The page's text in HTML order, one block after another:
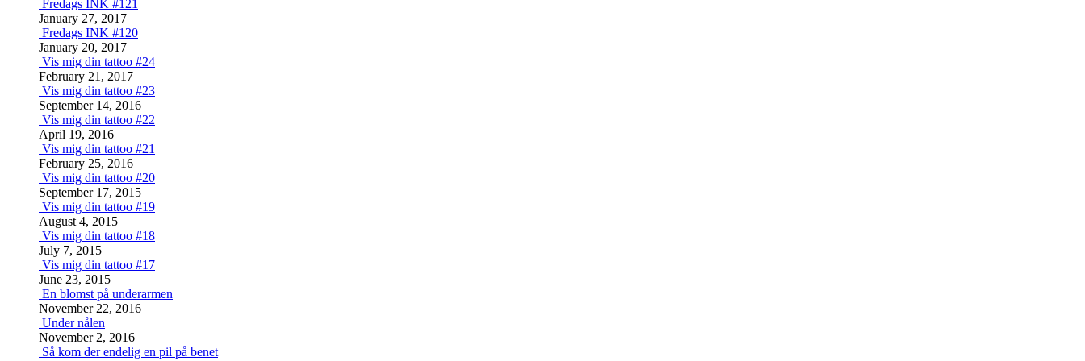
Fredags INK #121
January 27, 2017
Fredags INK #120
January 20, 2017
Vis mig din tattoo #24
February 21, 2017
Vis mig din tattoo #23
September 14, 2016
Vis mig din tattoo #22
April 19, 2016
Vis mig din tattoo #21
February 25, 2016
Vis mig din tattoo #20
September 17, 2015
Vis mig din tattoo #19
August 4, 2015
Vis mig din tattoo #18
July 7, 2015
Vis mig din tattoo #17
June 23, 2015
En blomst på underarmen
November 22, 2016
Under nålen
November 2, 2016
Så kom der endelig en pil på benet